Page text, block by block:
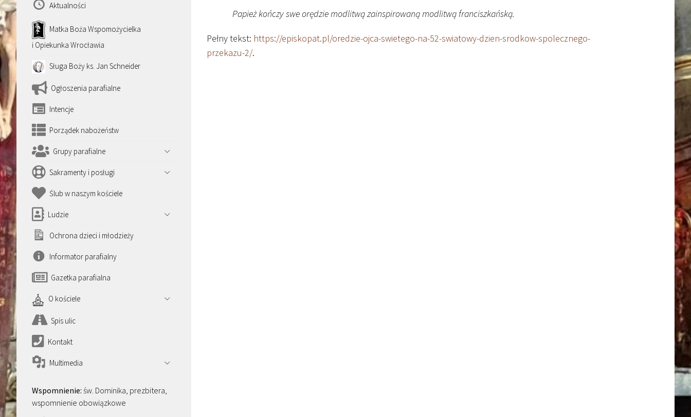
Papież kończy swe orędzie modlitwą zainspirowaną modlitwą franciszkańską.
Pełny tekst: https://episkopat.pl/oredzie-ojca-swietego-na-52-swiatowy-dzien-srodkow-spolecznego-
przekazu-2/.
Aktualności
Matka Boża Wspomożycielka
i Opiekunka Wrocławia
Sługa Boży ks. Jan Schneider
Ogłoszenia parafialne
Intencje
Porządek nabożeństw
Grupy parafialne
Sakramenty i posługi
Ślub w naszym kościele
Ludzie
Ochrona dzieci i młodzieży
Informator parafialny
Gazetka parafialna
O kościele
Spis ulic
Kontakt
Multimedia
św. Dominika, prezbitera,
wspomnienie obowiązkowe